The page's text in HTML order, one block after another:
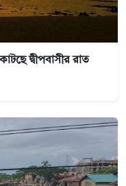
দ্বীপবাসীর রাত